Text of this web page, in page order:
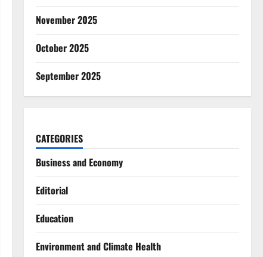
November 2025
October 2025
September 2025
CATEGORIES
Business and Economy
Editorial
Education
Environment and Climate Health